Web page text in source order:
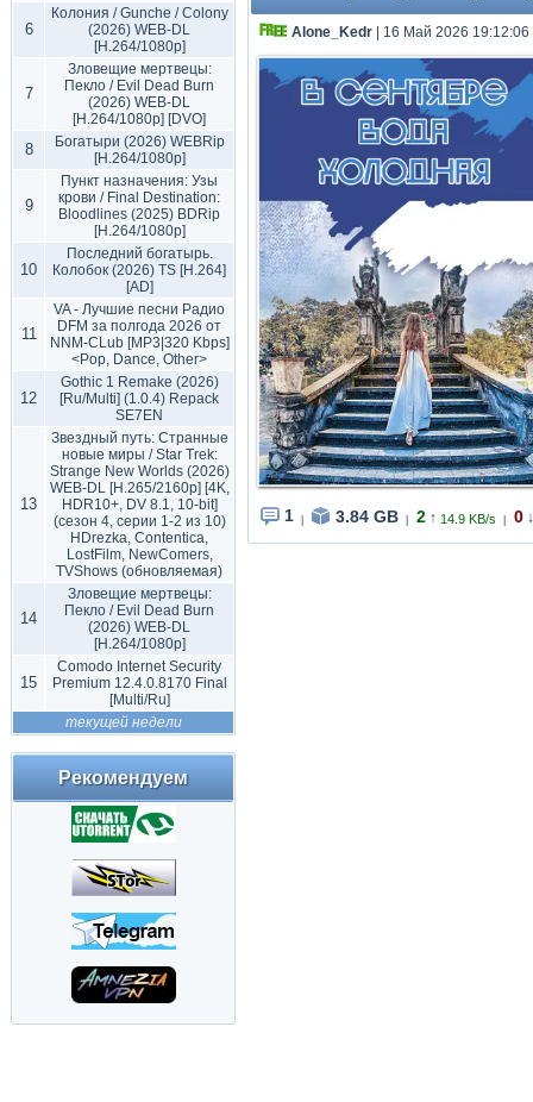
6
Колония / Gunche / Colony
(2026) WEB-DL
[H.264/1080p]
7
Зловещие мертвецы:
Пекло / Evil Dead Burn
(2026) WEB-DL
[H.264/1080p] [DVO]
8
Богатыри (2026) WEBRip
[H.264/1080p]
9
Пункт назначения: Узы
крови / Final Destination:
Bloodlines (2025) BDRip
[H.264/1080p]
10
Последний богатырь.
Колобок (2026) TS [H.264]
[AD]
11
VA - Лучшие песни Радио
DFM за полгода 2026 от
NNM-CLub [MP3|320 Kbps]
<Pop, Dance, Other>
12
Gothic 1 Remake (2026)
[Ru/Multi] (1.0.4) Repack
SE7EN
13
Звездный путь: Странные
новые миры / Star Trek:
Strange New Worlds (2026)
WEB-DL [H.265/2160p] [4K,
HDR10+, DV 8.1, 10-bit]
(сезон 4, серии 1-2 из 10)
HDrezka, Contentica,
LostFilm, NewComers,
TVShows (обновляемая)
14
Зловещие мертвецы:
Пекло / Evil Dead Burn
(2026) WEB-DL
[H.264/1080p]
15
Comodo Internet Security
Premium 12.4.0.8170 Final
[Multi/Ru]
текущей недели
Рекомендуем
Alone_Kedr | 16 Май 2026 19:12:06
1 3.84 GB 2 ↑ 14.9 KB/s 0 ↓